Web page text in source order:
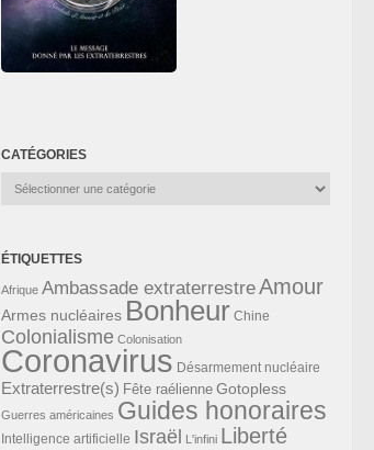
CATÉGORIES
Catégories
ÉTIQUETTES
Afrique Ambassade extraterrestreAmour
Armes nucléaires Bonheur Chine
Colonialisme Colonisation
Coronavirus Désarmement nucléaire
Extraterrestre(s) Fête raélienne Gotopless
Guerres américaines Guides honoraires
Intelligence artificielle Israël L'infini Liberté